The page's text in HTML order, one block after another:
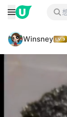
Winsney